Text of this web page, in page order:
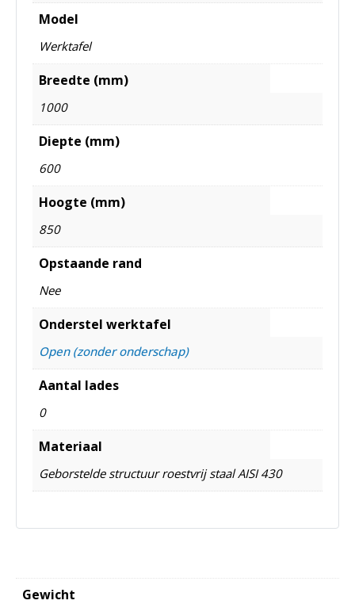
Model
Werktafel
Breedte (mm)
1000
Diepte (mm)
600
Hoogte (mm)
850
Opstaande rand
Nee
Onderstel werktafel
Open (zonder onderschap)
Aantal lades
0
Materiaal
Geborstelde structuur roestvrij staal AISI 430
Gewicht